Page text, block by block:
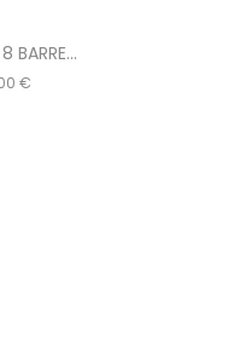
BARRE...
€